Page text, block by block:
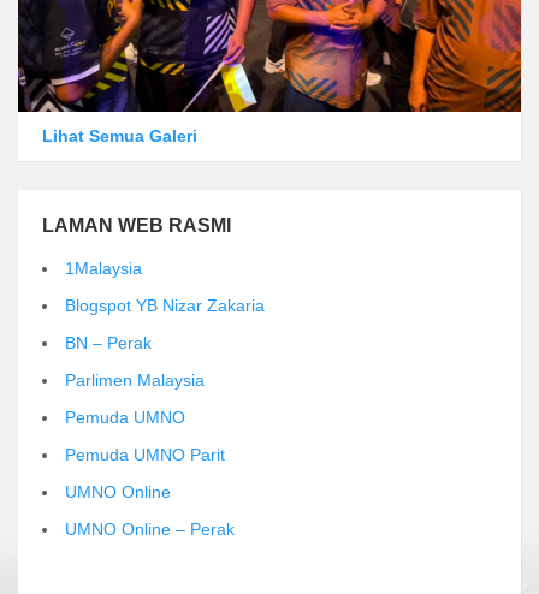
Lihat Semua Galeri
LAMAN WEB RASMI
1Malaysia
Blogspot YB Nizar Zakaria
BN – Perak
Parlimen Malaysia
Pemuda UMNO
Pemuda UMNO Parit
UMNO Online
UMNO Online – Perak